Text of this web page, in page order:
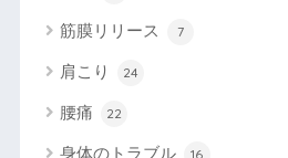
筋膜リリース 7
肩こり 24
腰痛 22
身体のトラブル 16